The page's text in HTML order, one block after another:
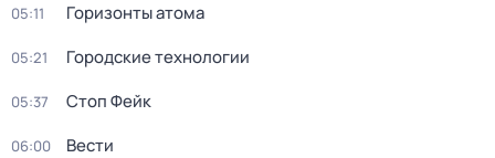
05:11 Горизонты атома
05:21 Городские технологии
05:37 Стоп Фейк
06:00 Вести